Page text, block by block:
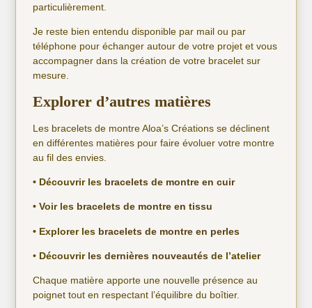
particulièrement.
Je reste bien entendu disponible par mail ou par
téléphone pour échanger autour de votre projet et vous
accompagner dans la création de votre bracelet sur
mesure.
Explorer d’autres matières
Les bracelets de montre Aloa’s Créations se déclinent
en différentes matières pour faire évoluer votre montre
au fil des envies.
• Découvrir les bracelets de montre en cuir
• Voir les bracelets de montre en tissu
• Explorer les bracelets de montre en perles
• Découvrir les dernières nouveautés de l’atelier
Chaque matière apporte une nouvelle présence au
poignet tout en respectant l’équilibre du boîtier.